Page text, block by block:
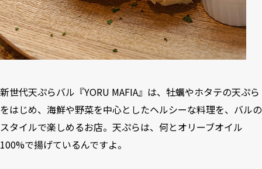
新世代天ぷらバル『YORU MAFIA』は、牡蠣やホタテの天ぷら
をはじめ、海鮮や野菜を中心としたヘルシーな料理を、バルの
スタイルで楽しめるお店。天ぷらは、何とオリーブオイル
100%で揚げているんですよ。